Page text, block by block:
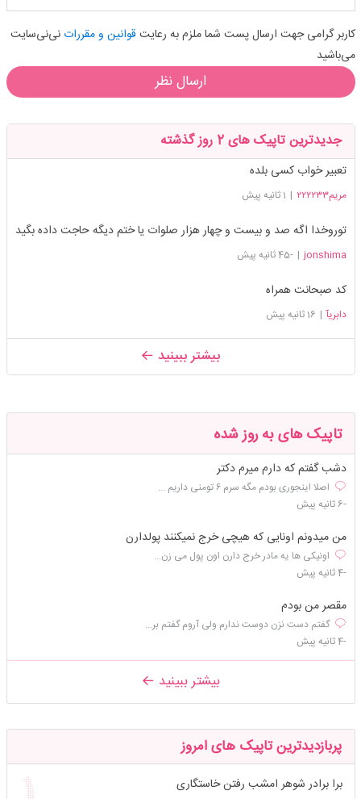
کاربر گرامی جهت ارسال پست شما ملزم به رعایت قوانین و مقرراتنی‌نی‌سایت
می‌باشید
ارسال نظر
جدیدترین تاپیک های 2 روز گذشته
تعبیر خواب کسی بلده
مریم۲۲۲۲۳۳ | 1 ثانیه پیش
توروخدا اگه صد و بیست و چهار هزار صلوات یا ختم دیگه حاجت داده بگید
jonshima
| -45 ثانیه پیش
کد صبحانت همراه
دابریآ | 16 ثانیه پیش
بیشتر ببینید
تاپیک های به روز شده
دشب گفتم که دارم میرم دکتر
اصلا اینجوری بودم مگه سرم ۶ تومنی داریم ...
-6 ثانیه پیش
من میدونم اونایی که هیچی خرج نمیکنند پولدارن
اونیکی ها یه مادر خرج دارن اون پول می زن...
-4 ثانیه پیش
مقصر من بودم
گفتم دست نزن دوست ندارم ولی آروم گفتم بر...
-4 ثانیه پیش
بیشتر ببینید
پربازدیدترین تاپیک های امروز
برا برادر شوهر امشب رفتن خاستگاری